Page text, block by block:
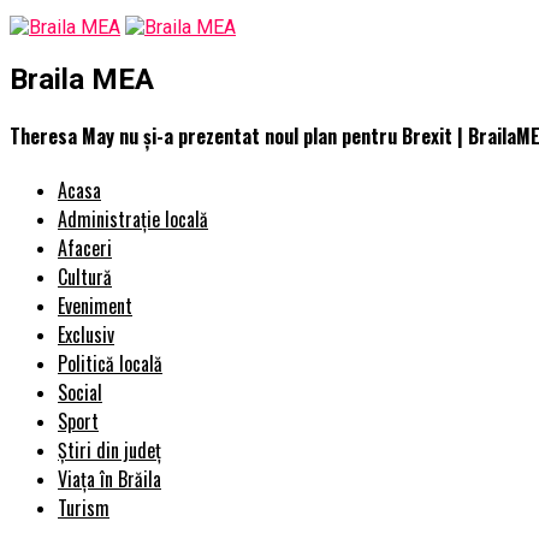
Braila MEA
Theresa May nu și-a prezentat noul plan pentru Brexit |
Acasa
Administrație locală
Afaceri
Cultură
Eveniment
Exclusiv
Politică locală
Social
Sport
Știri din județ
Viața în Brăila
Turism